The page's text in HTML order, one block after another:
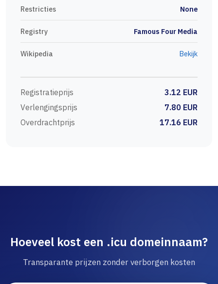
Restricties None
Registry Famous Four Media
Wikipedia Bekijk
Registratieprijs
3.12 EUR
Verlengingsprijs
7.80 EUR
Overdrachtprijs
17.16 EUR
Hoeveel kost een .icu domeinnaam?
Transparante prijzen zonder verborgen kosten